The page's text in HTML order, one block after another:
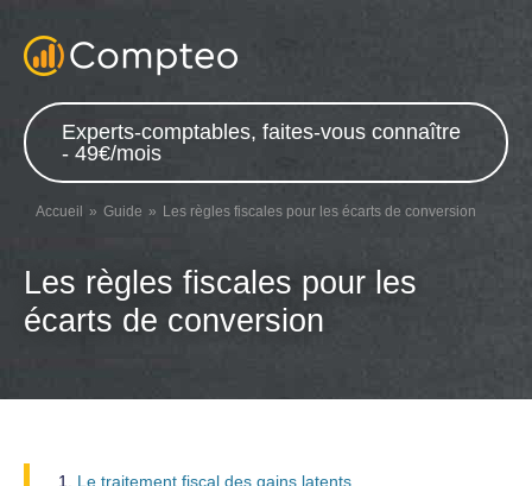
Experts-comptables, faites-vous connaître
- 49€/mois
Accueil Guide Les règles fiscales pour les écarts de conversion
Les règles fiscales pour les
écarts de conversion
Le traitement fiscal des gains latents